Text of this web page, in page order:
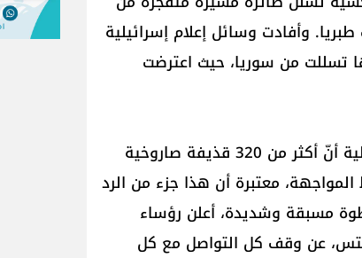
وأفادت وسائل إعلام إسرائيلية
تسللت من سوريا، حيث اعترضت
وفي سياق تقييم مواجهات الأمس، ذكرت صحيفة معاريف الإسرائيلية أنّ أكثر من 320 قذيفة صاروخية
معتبرة أن هذا جزء من الرد
مسبقة وشديدة، أعلن رؤساء
عن وقف كل التواصل مع كل